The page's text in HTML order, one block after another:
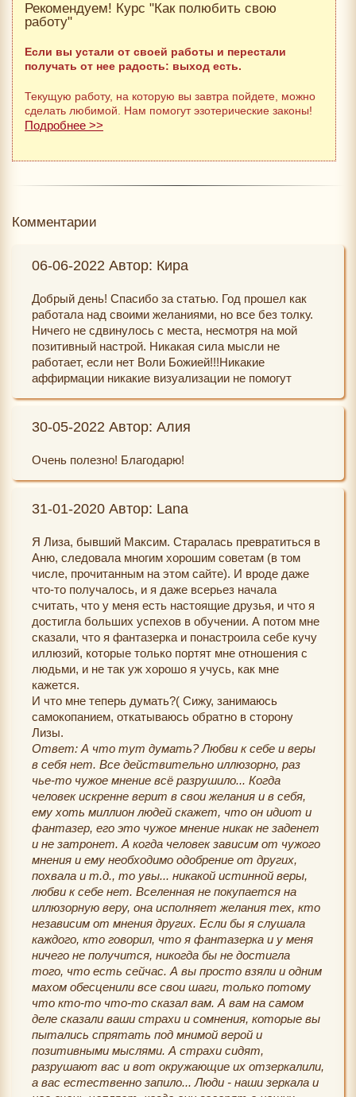
Рекомендуем! Курс "Как полюбить свою
работу"
Если вы устали от своей работы и перестали
получать от нее радость: выход есть.
Текущую работу, на которую вы завтра пойдете, можно
сделать любимой. Нам помогут эзотерические законы!
Подробнее >>
Комментарии
06-06-2022 Автор: Кира
Добрый день! Спасибо за статью. Год прошел как
работала над своими желаниями, но все без толку.
Ничего не сдвинулось с места, несмотря на мой
позитивный настрой. Никакая сила мысли не
работает, если нет Воли Божией!!!Никакие
аффирмации никакие визуализации не помогут
30-05-2022 Автор: Алия
Очень полезно! Благодарю!
31-01-2020 Автор: Lana
Я Лиза, бывший Максим. Старалась превратиться в
Аню, следовала многим хорошим советам (в том
числе, прочитанным на этом сайте). И вроде даже
что-то получалось, и я даже всерьез начала
считать, что у меня есть настоящие друзья, и что я
достигла больших успехов в обучении. А потом мне
сказали, что я фантазерка и понастроила себе кучу
иллюзий, которые только портят мне отношения с
людьми, и не так уж хорошо я учусь, как мне
кажется.
И что мне теперь думать?( Сижу, занимаюсь
самокопанием, откатываюсь обратно в сторону
Лизы.
Ответ: А что тут думать? Любви к себе и веры
в себя нет. Все действительно иллюзорно, раз
чье-то чужое мнение всё разрушило... Когда
человек искренне верит в свои желания и в себя,
ему хоть миллион людей скажет, что он идиот и
фантазер, его это чужое мнение никак не заденет
и не затронет. А когда человек зависим от чужого
мнения и ему необходимо одобрение от других,
похвала и т.д., то увы... никакой истинной веры,
любви к себе нет. Вселенная не покупается на
иллюзорную веру, она исполняет желания тех, кто
независим от мнения других. Если бы я слушала
каждого, кто говорил, что я фантазерка и у меня
ничего не получится, никогда бы не достигла
того, что есть сейчас. А вы просто взяли и одним
махом обесценили все свои шаги, только потому
что кто-то что-то сказал вам. А вам на самом
деле сказали ваши страхи и сомнения, которые вы
пытались спрятать под мнимой верой и
позитивными мыслями. А страхи сидят,
разрушают вас и вот окружающие их отзеркалили,
а вас естественно запило... Люди - наши зеркала и